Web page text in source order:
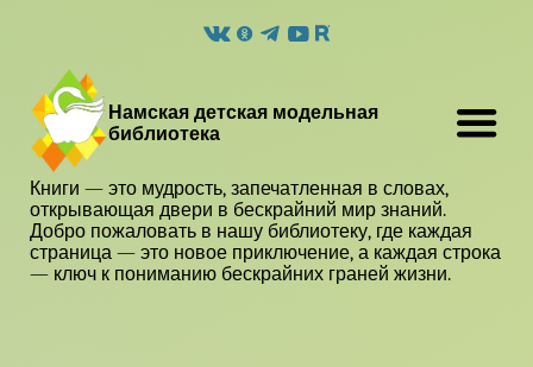
Намская детская модельная
библиотека
Книги — это мудрость, запечатленная в словах,
открывающая двери в бескрайний мир знаний.
Добро пожаловать в нашу библиотеку, где каждая
страница — это новое приключение, а каждая строка
— ключ к пониманию бескрайних граней жизни.